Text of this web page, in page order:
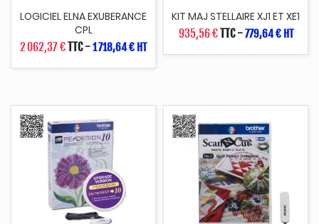
LOGICIEL ELNA EXUBERANCE
CPL
2 062,37 €TTC-1 718,64 € HT
KIT MAJ STELLAIRE XJ1 ET XE1
935,56 €TTC-779,64 € HT